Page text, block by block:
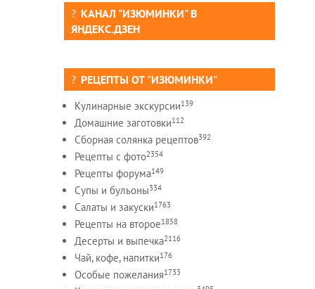
КАНАЛ "ИЗЮМИНКИ" В
ЯНДЕКС.ДЗЕН
РЕЦЕПТЫ ОТ "ИЗЮМИНКИ"
Кулинарные экскурсии139
Домашние заготовки112
Сборная солянка рецептов392
Рецепты c фото2354
Рецепты форума149
Супы и бульоны334
Салаты и закуски1763
Рецепты на второе1858
Десерты и выпечка2116
Чай, кофе, напитки176
Особые пожелания1733